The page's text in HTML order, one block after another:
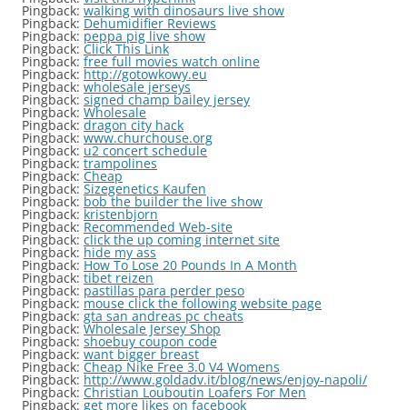
Pingback: walking with dinosaurs live show
Pingback: Dehumidifier Reviews
Pingback: peppa pig live show
Pingback: Click This Link
Pingback: free full movies watch online
Pingback: http://gotowkowy.eu
Pingback: wholesale jerseys
Pingback: signed champ bailey jersey
Pingback: Wholesale
Pingback: dragon city hack
Pingback: www.churchouse.org
Pingback: u2 concert schedule
Pingback: trampolines
Pingback: Cheap
Pingback: Sizegenetics Kaufen
Pingback: bob the builder the live show
Pingback: kristenbjorn
Pingback: Recommended Web-site
Pingback: click the up coming internet site
Pingback: hide my ass
Pingback: How To Lose 20 Pounds In A Month
Pingback: tibet reizen
Pingback: pastillas para perder peso
Pingback: mouse click the following website page
Pingback: gta san andreas pc cheats
Pingback: Wholesale Jersey Shop
Pingback: shoebuy coupon code
Pingback: want bigger breast
Pingback: Cheap Nike Free 3.0 V4 Womens
Pingback: http://www.goldadv.it/blog/news/enjoy-napoli/
Pingback: Christian Louboutin Loafers For Men
Pingback: get more likes on facebook